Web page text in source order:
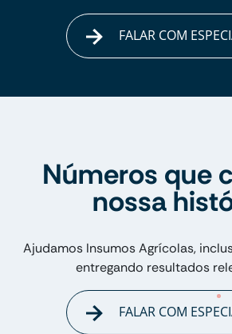
FALAR COM
Números que
nossa
Ajudamos Insumos Agrícolas,
entregando resultados
FALAR COM